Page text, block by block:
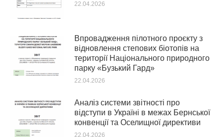
22.04.2026
Впровадження пілотного проєкту з
відновлення степових біотопів на
території Національного природного
парку «Бузький Гард»
22.04.2026
Аналіз системи звітності про
відступи в Україні в межах Бернської
конвенції та Оселищної директиви
22.04.2026